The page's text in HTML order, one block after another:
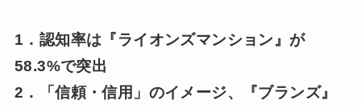
1．認知率は『ライオンズマンション』が
58.3%で突出
2．「信頼・信用」のイメージ、『ブランズ』